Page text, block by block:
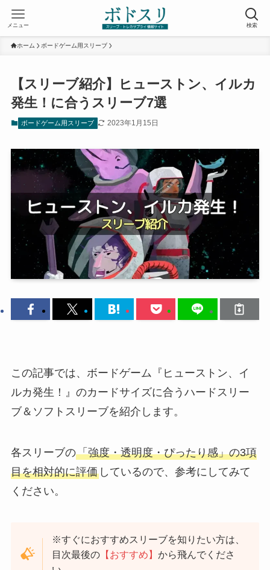
検索
メニュー
ホーム ボードゲーム用スリーブ
【スリーブ紹介】ヒューストン、イルカ
発生！に合うスリーブ7選
ボードゲーム用スリーブ 2023年1月15日
この記事では、ボードゲーム『ヒューストン、イ
ルカ発生！』のカードサイズに合うハードスリー
ブ＆ソフトスリーブを紹介します。
各スリーブの「強度・透明度・ぴったり感」の3項
目を相対的に評価しているので、参考にしてみて
ください。
※すぐにおすすめスリーブを知りたい方は、
目次最後の 【おすすめ】から飛んでくださ